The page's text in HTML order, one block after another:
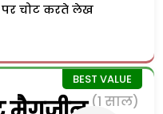
चोट करते लेख
(1 साल)